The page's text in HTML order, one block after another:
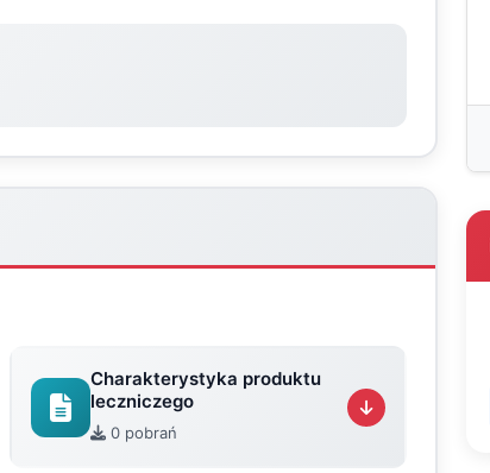
Charakterystyka produktu
leczniczego
0 pobrań